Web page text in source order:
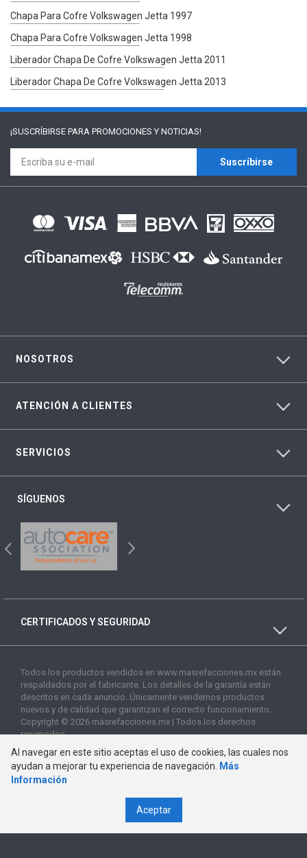
Chapa Para Cofre Volkswagen Jetta 1997
Chapa Para Cofre Volkswagen Jetta 1998
Liberador Chapa De Cofre Volkswagen Jetta 2011
Liberador Chapa De Cofre Volkswagen Jetta 2013
¡SUSCRÍBIRSE PARA PROMOCIONES Y NOTICIAS!
Suscríbirse
NOSOTROS
ATENCIÓN A CLIENTES
SERVICIOS
SÍGUENOS
CERTIFICADOS Y SEGURIDAD
Todos los productos vendidos en www.masrefacciones.mx están
respaldados por el fabricante. Los detalles de la garantía están
descritos en cada anuncio. Únicamente vendemos productos
nuevos y de calidad que garantizan el correcto funcionamiento.
Copyright © 2026 másrefacciones.mx | Todos los derechos
reservados
Al navegar en este sitio aceptas el uso de cookies, las cuales nos
ayudan a mejorar tu experiencia de navegación.
Más
Información
Aceptar